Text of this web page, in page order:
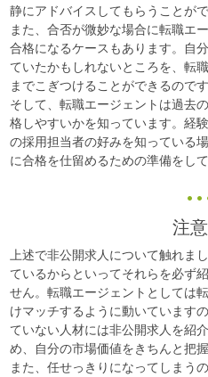
静にアドバイスしてもらうことがで
また、合否が微妙な場合に転職エ
合格になるケースもあります。自
ていたかもしれないところを、転
までこぎつけることができるのです
そして、転職エージェントは過去
格しやすいかを知っています。経
の採用担当者の好みを知っている
に合格を仕留めるための準備をし
注
上述で非公開求人について触れま
ているからといってそれらを必ず
せん。転職エージェントとしては
けマッチするように動いています
ていない人材には非公開求人を紹
め、自分の市場価値をきちんと把
また、任せっきりになってしまう